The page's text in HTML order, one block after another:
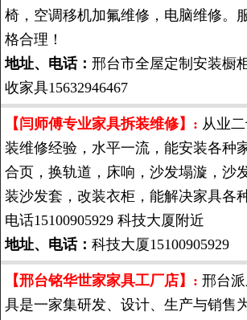
椅，空调移机加氟维修，电脑维修。
格合理！
地址、电话： 邢台市全屋定制安装橱
收家具15632946467
【闫师傅专业家具拆装维修】: 从业
装维修经验，水平一流，能安装各种
合页，换轨道，床响，沙发塌漩，沙
装沙发套，改装衣柜，能解决家具各
电话15100905929 科技大厦附近
地址、电话： 科技大厦15100905929
【邢台铭华世家家具工厂店】: 邢台
具是一家集研发、设计、生产与销售